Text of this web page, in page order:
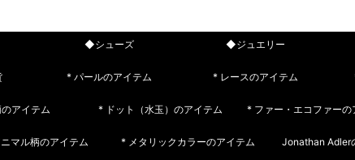
◆シューズ ◆ジュエリー
* パールのアイテム * レースのアイテム
アイテム * ドット（水玉）のアイテム * ファー・エコファーの
マル柄のアイテム * メタリックカラーのアイテム Jonathan Adler